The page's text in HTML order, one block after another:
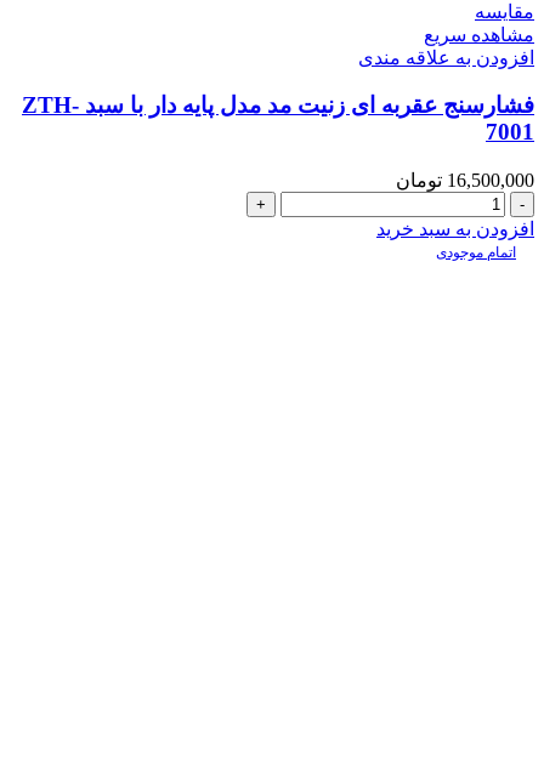
مقایسه
مشاهده سریع
افزودن به علاقه مندی
فشارسنج عقربه ای زنیت مد مدل پایه دار با سبد ZTH-
7001
16,500,000 تومان
فشارسنج
عقربه
ای
افزودن به سبد خرید
اتمام موجودی